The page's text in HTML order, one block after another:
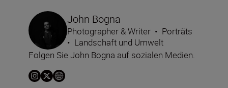
John Bogna
Photographer & Writer • Porträts
• Landschaft und Umwelt
Folgen Sie John Bogna auf sozialen Medien.